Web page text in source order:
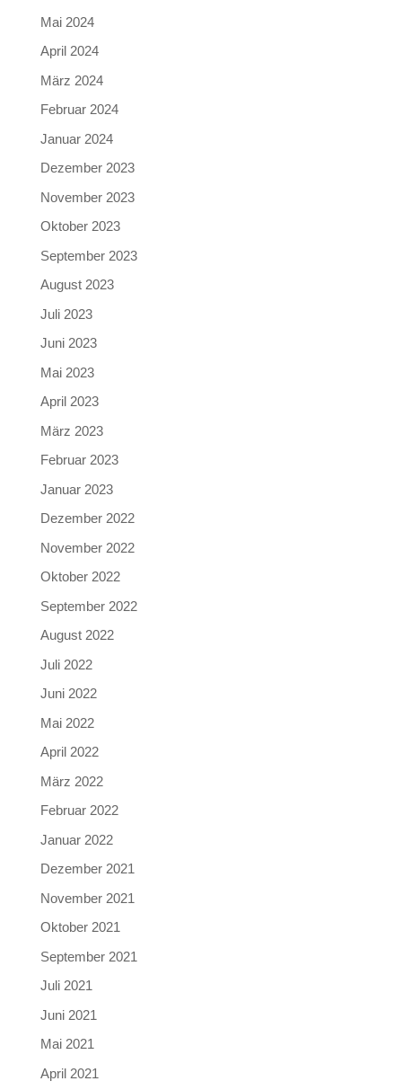
Mai 2024
April 2024
März 2024
Februar 2024
Januar 2024
Dezember 2023
November 2023
Oktober 2023
September 2023
August 2023
Juli 2023
Juni 2023
Mai 2023
April 2023
März 2023
Februar 2023
Januar 2023
Dezember 2022
November 2022
Oktober 2022
September 2022
August 2022
Juli 2022
Juni 2022
Mai 2022
April 2022
März 2022
Februar 2022
Januar 2022
Dezember 2021
November 2021
Oktober 2021
September 2021
Juli 2021
Juni 2021
Mai 2021
April 2021